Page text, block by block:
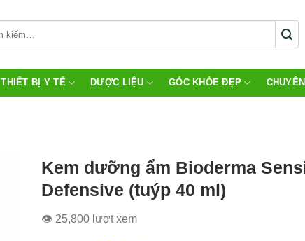
THIẾT BỊ Y TẾ DƯỢC LIỆU GÓC KHỎE ĐẸP
Kem dưỡng ẩm Bioderma
Defensive (tuýp 40 ml)
👁 25,800 lượt xem